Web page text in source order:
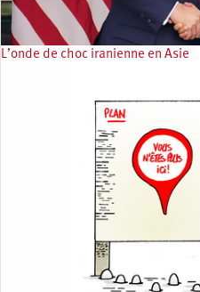
L’onde de choc iranienne en Asie